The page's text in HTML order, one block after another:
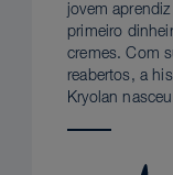
jovem
primeiro
cremes. Com
reabertos, a
Kryolan